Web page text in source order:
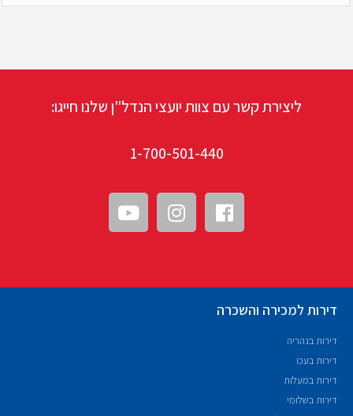
ליצירת קשר עם צוות יועצי הנדל"ן שלנו חייגו:
1-700-501-440
דירות למכירה והשכרה
דירות בנהריה
דירות בעכו
דירות במעלות
דירות בשלומי